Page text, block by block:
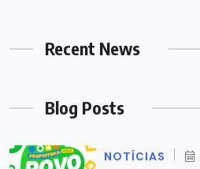
Recent News
Blog Posts
NOTÍCIAS